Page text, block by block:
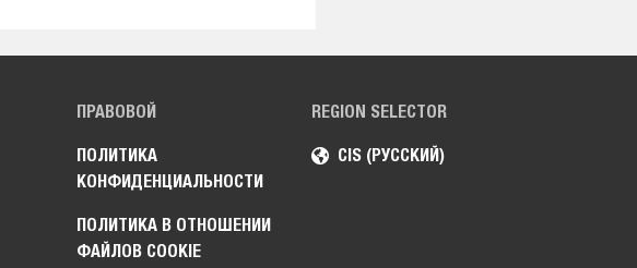
REGION SELECTOR
CIS (РУССКИЙ)
ПРАВОВОЙ
ПОЛИТИКА
КОНФИДЕНЦИАЛЬНОСТИ
ПОЛИТИКА В ОТНОШЕНИИ
ФАЙЛОВ COOKIE